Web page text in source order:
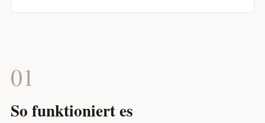
01
So funktioniert es